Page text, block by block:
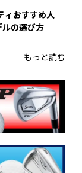
ィおすすめ人
の選び方
もっと読む